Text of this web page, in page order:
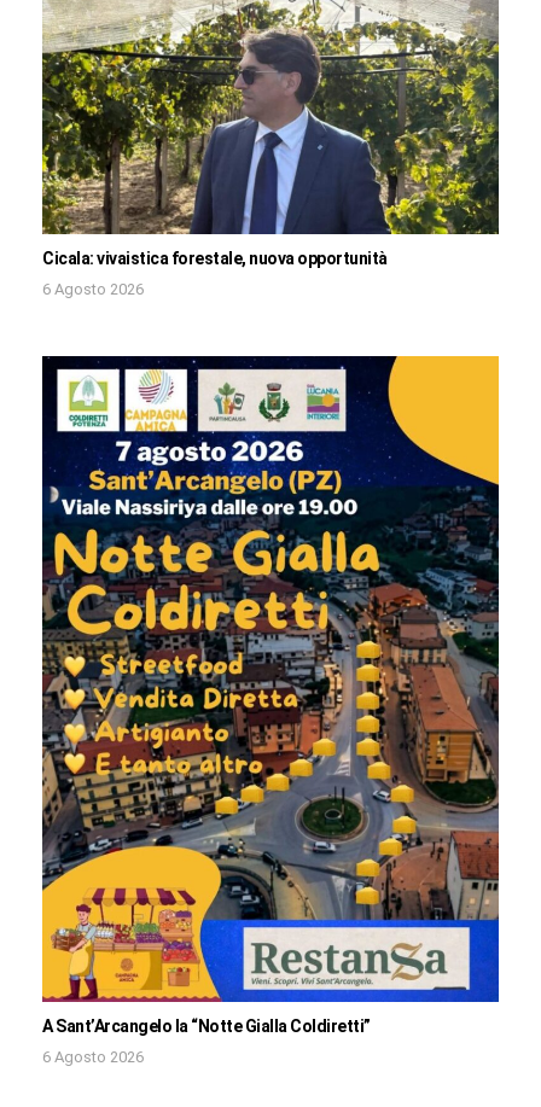
Cicala: vivaistica forestale, nuova opportunità
6 Agosto 2026
A Sant’Arcangelo la “Notte Gialla Coldiretti”
6 Agosto 2026